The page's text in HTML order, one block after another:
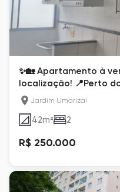
✨🏡 Apartamento à
localização! 📍Perto
Jardim Umarizal
42m² 2
R$ 250.000